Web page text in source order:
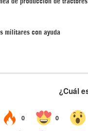
militares con ayuda